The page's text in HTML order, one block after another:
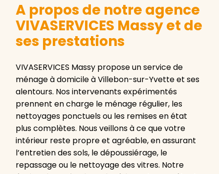
A propos de notre agence
VIVASERVICES Massy et de
ses prestations
VIVASERVICES Massy propose un service de
ménage à domicile à Villebon-sur-Yvette et ses
alentours. Nos intervenants expérimentés
prennent en charge le ménage régulier, les
nettoyages ponctuels ou les remises en état
plus complètes. Nous veillons à ce que votre
intérieur reste propre et agréable, en assurant
l’entretien des sols, le dépoussiérage, le
repassage ou le nettoyage des vitres. Notre